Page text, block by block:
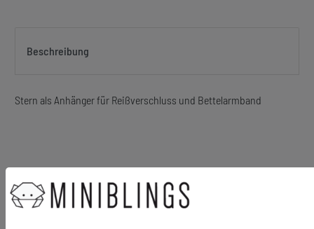
Beschreibung
Stern als Anhänger für Reißverschluss und Bettelarmband
Material Anhänger: Metall
Material Karabiner: Metall, versilbert